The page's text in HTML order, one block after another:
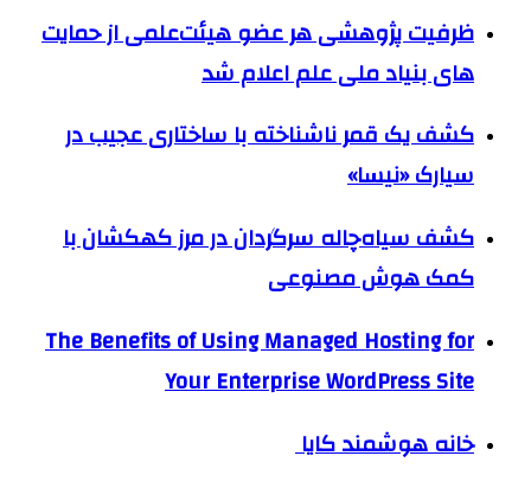
ظرفیت پژوهشی هر عضو هیئت‌علمی از حمایت
های بنیاد ملی علم اعلام شد
کشف یک قمر ناشناخته با ساختاری عجیب در
سیارک «نیسا»
کشف سیاه‌چاله سرگردان در مرز کهکشان با
کمک هوش مصنوعی
The Benefits of Using Managed Hosting for
Your Enterprise WordPress Site
خانه هوشمند کایا